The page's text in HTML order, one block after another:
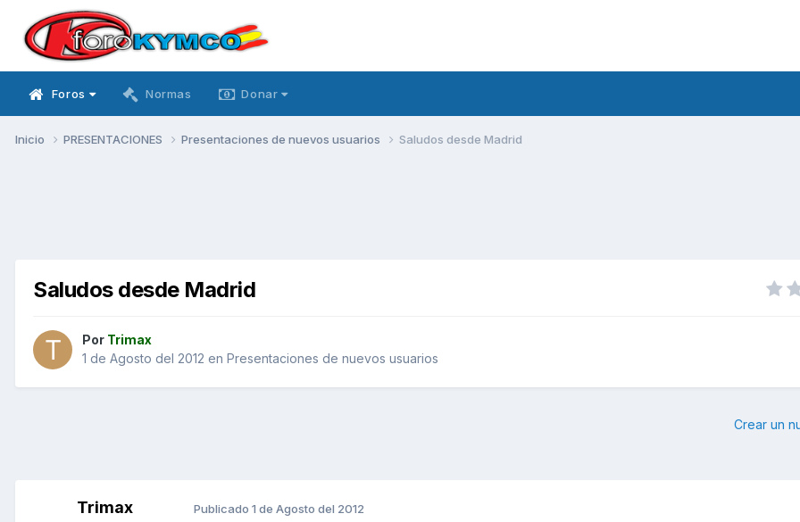
Foros Normas Donar
Inicio PRESENTACIONES Presentaciones de nuevos usuarios Saludos desde Madrid
Saludos desde Madrid
Por Trimax
1 de Agosto del 2012 en Presentaciones de nuevos usuarios
Crear un
Trimax Publicado 1 de Agosto del 2012